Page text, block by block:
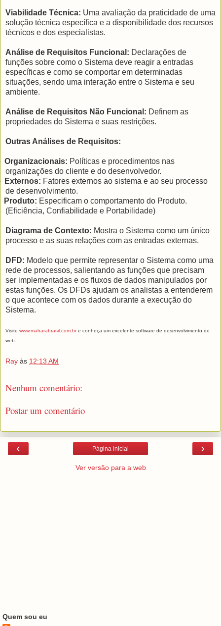
Viabilidade Técnica: Uma avaliação da praticidade de uma
solução técnica específica e a disponibilidade dos recursos
técnicos e dos especialistas.
Análise de Requisitos Funcional: Declarações de
funções sobre como o Sistema deve reagir a entradas
específicas e como se comportar em determinadas
situações, sendo uma interação entre o Sistema e seu
ambiente.
Análise de Requisitos Não Funcional: Definem as
propriedades do Sistema e suas restrições.
Outras Análises de Requisitos:
Organizacionais: Políticas e procedimentos nas
organizações do cliente e do desenvolvedor.
Externos: Fatores externos ao sistema e ao seu processo
de desenvolvimento.
Produto: Especificam o comportamento do Produto.
(Eficiência, Confiabilidade e Portabilidade)
Diagrama de Contexto: Mostra o Sistema como um único
processo e as suas relações com as entradas externas.
DFD: Modelo que permite representar o Sistema como uma
rede de processos, salientando as funções que precisam
ser implementadas e os fluxos de dados manipulados por
estas funções. Os DFDs ajudam os analistas a entenderem
o que acontece com os dados durante a execução do
Sistema.
Visite www.maharabrasil.com.bre conheça um excelente software de desenvolvimento de
web.
Ray às 12:13 AM
Nenhum comentário:
Postar um comentário
‹ ›
Página inicial
Ver versão para a web
Quem sou eu